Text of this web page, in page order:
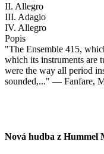
II. Allegro
III. Adagio
IV. Allegro
Popis
"The Ensemble 415,
which its instruments are
were the way all period
sounded,..." — Fanfare,
Nová hudba z Hummel